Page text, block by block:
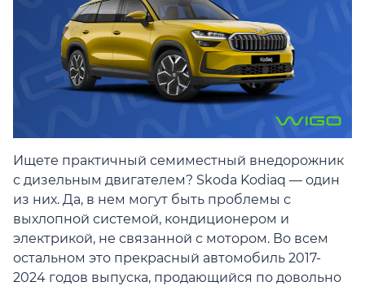
Ищете практичный семиместный внедорожник
с дизельным двигателем? Skoda Kodiaq — один
из них. Да, в нем могут быть проблемы с
выхлопной системой, кондиционером и
электрикой, не связанной с мотором. Во всем
остальном это прекрасный автомобиль 2017-
2024 годов выпуска, продающийся по довольно